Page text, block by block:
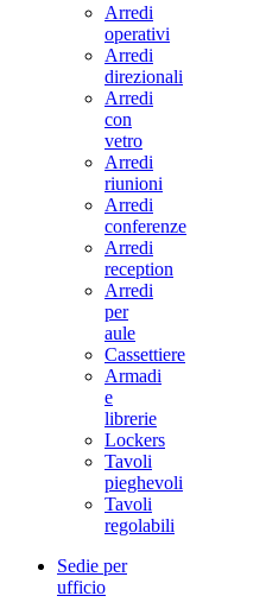
Arredi
operativi
Arredi
direzionali
Arredi
con
vetro
Arredi
riunioni
Arredi
conferenze
Arredi
reception
Arredi
per
aule
Cassettiere
Armadi
e
librerie
Lockers
Tavoli
pieghevoli
Tavoli
regolabili
Sedie per
ufficio